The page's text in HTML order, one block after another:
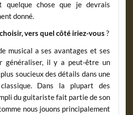
quelque chose que je devrais
donné.
vers quel côté iriez-vous ?
musical a ses avantages et ses
généraliser, il y a peut-être un
soucieux des détails dans une
Dans la plupart des
du guitariste fait partie de son
nous jouons principalement